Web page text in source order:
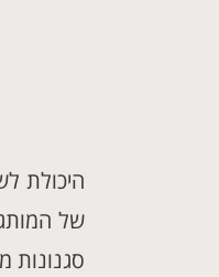
היכולת
של
סגנונות